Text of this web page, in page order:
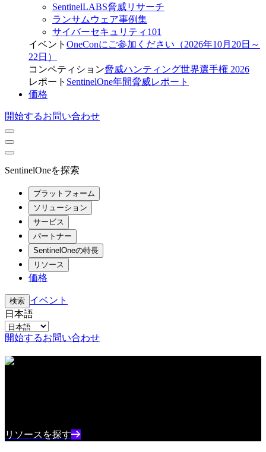
SentinelLABS脅威リサーチ
ランサムウェア事例集
サイバーセキュリティ101
イベント OneConにご参加ください（2026年10月20日～
22日）
コンペティション脅威ハンティング世界選手権 2026
レポート SentinelOne年間脅威レポート
価格
開始するお問い合わせ
SentinelOneを探索
プラットフォーム
ソリューション
サービス
パートナー
SentinelOneの特長
リソース
価格
検索 イベント
日本語
開始するお問い合わせ
リソースセンター
リソースを探す